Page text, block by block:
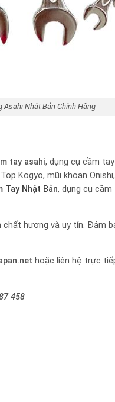
Asahi Nhật Bản Chính Hãng
tay asahi, dụng cụ cầm tay
Kogyo, mũi khoan
Tay Nhật Bản, dụng cụ
hượng và uy tín. Đảm
hoặc liên hệ trực
458